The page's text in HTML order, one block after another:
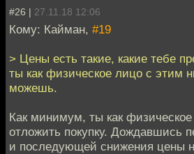
#26 | 27.11.18 12:06
Кому: Кайман, #19
> Цены есть такие, какие тебе
ты как физическое лицо с этим
можешь.
Как минимум, ты как
отложить покупку. Дождавшись
и последующей снижения цены